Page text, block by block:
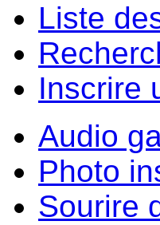
Liste
Inscrire
Audio
Photo
Sourire